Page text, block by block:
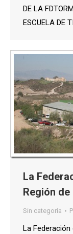
DE LA
ESCUELA DE
La
Región
Sin categoría
La Federación